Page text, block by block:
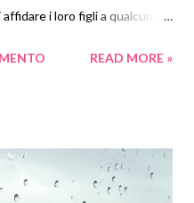
i loro figli a qualcuno
che mi vergogno persino a
Non è giusto però. I bambini
una vita serena fatta di
READ MORE »